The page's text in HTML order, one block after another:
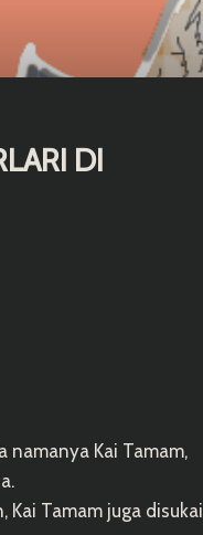
DI
namanya Kai Tamam,
Kai Tamam juga disukai